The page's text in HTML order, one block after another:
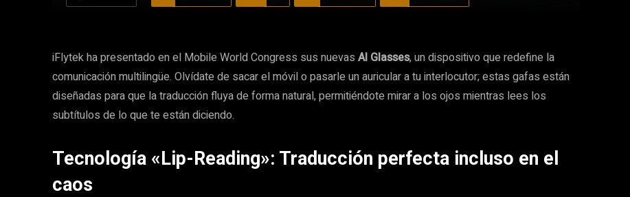
iFlytek ha presentado en el Mobile World Congress sus nuevas AI Glasses, un dispositivo que redefine la
comunicación multilingüe. Olvídate de sacar el móvil o pasarle un auricular a tu interlocutor; estas gafas están
diseñadas para que la traducción fluya de forma natural, permitiéndote mirar a los ojos mientras lees los
subtítulos de lo que te están diciendo.
Tecnología «Lip-Reading»: Traducción perfecta incluso en el
caos